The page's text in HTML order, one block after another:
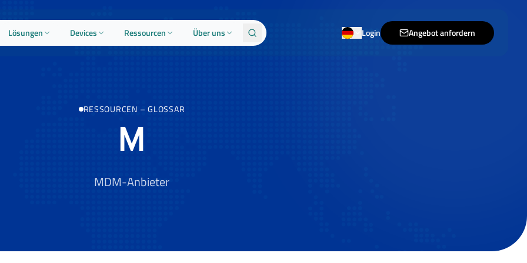
Lösungen Devices Ressourcen Über uns Login Angebot anfordern
RESSOURCEN – GLOSSAR
M
MDM-Anbieter